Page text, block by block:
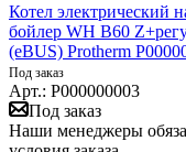
Котел электрический
бойлер WH B60
(eBUS) Protherm
Под заказ
Арт.: P000000003
Под заказ
Наши менеджеры